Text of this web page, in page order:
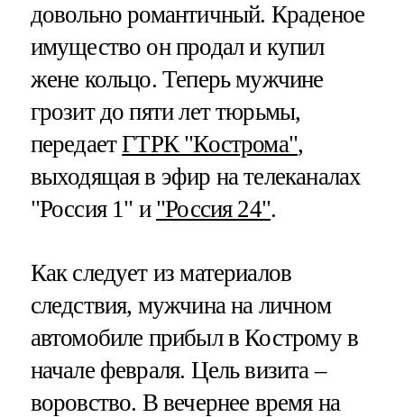
довольно романтичный. Краденое
имущество он продал и купил
жене кольцо. Теперь мужчине
грозит до пяти лет тюрьмы,
передаетГТРК "Кострома",
выходящая в эфир на телеканалах
"Россия 1" и "Россия 24".
Как следует из материалов
следствия, мужчина на личном
автомобиле прибыл в Кострому в
начале февраля. Цель визита –
воровство. В вечернее время на